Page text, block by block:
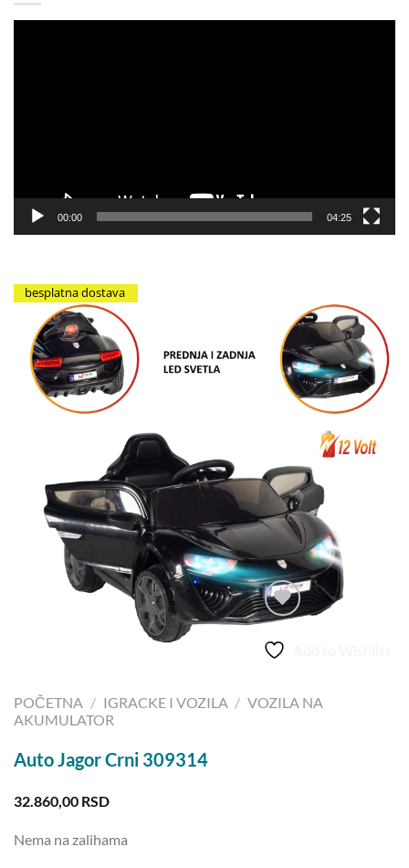
00:00 04:25
besplatna dostava
POČETNA / IGRACKE I VOZILA / VOZILA NA
AKUMULATOR
Auto Jagor Crni 309314
32.860,00 RSD
Nema na zalihama